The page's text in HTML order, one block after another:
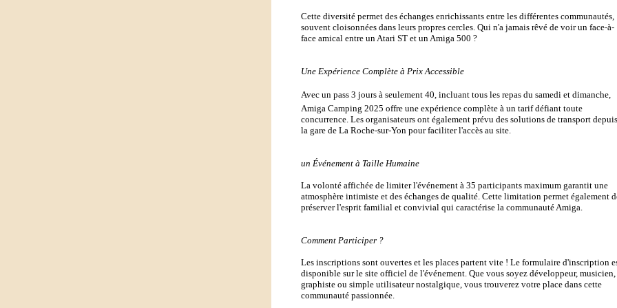
Cette diversité permet des échanges enrichissants entre les différentes communautés,
souvent cloisonnées dans leurs propres cercles. Qui n'a jamais rêvé de voir un face-à-
face amical entre un Atari ST et un Amiga 500 ?
Une Expérience Complète à Prix Accessible
Avec un pass 3 jours à seulement 40, incluant tous les repas du samedi et dimanche,
Amiga Camping 2025 offre une expérience complète à un tarif défiant toute
concurrence. Les organisateurs ont également prévu des solutions de transport depuis
la gare de La Roche-sur-Yon pour faciliter l'accès au site.
un Événement à Taille Humaine
La volonté affichée de limiter l'événement à 35 participants maximum garantit une
atmosphère intimiste et des échanges de qualité. Cette limitation permet également
préserver l'esprit familial et convivial qui caractérise la communauté Amiga.
Comment Participer ?
Les inscriptions sont ouvertes et les places partent vite ! Le formulaire d'inscription
disponible sur le site officiel de l'événement. Que vous soyez développeur, musicien,
graphiste ou simple utilisateur nostalgique, vous trouverez votre place dans cette
communauté passionnée.